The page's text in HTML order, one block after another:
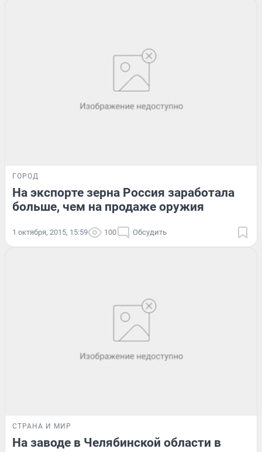
ГОРОД
На экспорте зерна Россия заработала
больше, чем на продаже оружия
1 октября, 2015, 15:59 100 Обсудить
СТРАНА И МИР
На заводе в Челябинской области в